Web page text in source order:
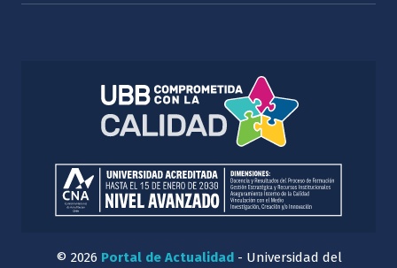
© 2026 Portal de Actualidad - Universidad del